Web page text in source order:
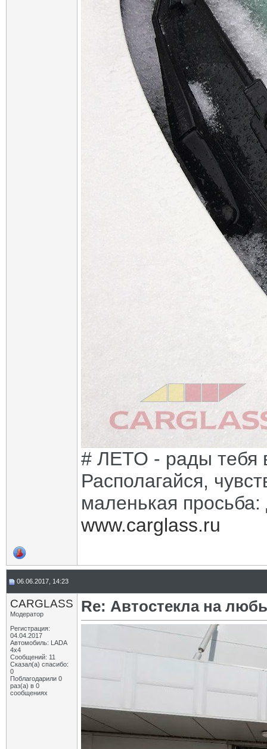
# ЛЕТО - рады тебя
Располагайся,
маленькая просьба:
www.carglass.ru
06.06.2017, 14:23
CARGLASS
Модератор
Регистрация:
04.04.2017
Автомобиль: LADA
4x4
Сообщений: 11
Сказал(а) спасибо:
0
Поблагодарили 0
раз(а) в 0
сообщениях
Re: Автостекла на